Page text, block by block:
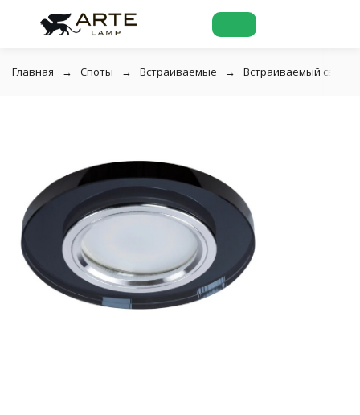
Главная Споты Встраиваемые Встраиваемый